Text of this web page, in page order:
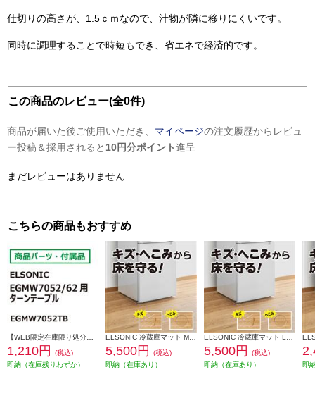
仕切りの高さが、1.5ｃｍなので、汁物が隣に移りにくいです。
同時に調理することで時短もでき、省エネで経済的です。
この商品のレビュー(全0件)
商品が届いた後ご使用いただき、 マイページの注文履歴からレビュ
ー投稿＆採用されると 10円分ポイント進呈
まだレビューはありません
こちらの商品もおすすめ
1,210円
(税込)
即納（在庫残りわずか）
5,500円
(税込)
即納（在庫あり）
5,500円
(税込)
即納（在庫あり）
即